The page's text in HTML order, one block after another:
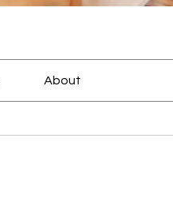
About